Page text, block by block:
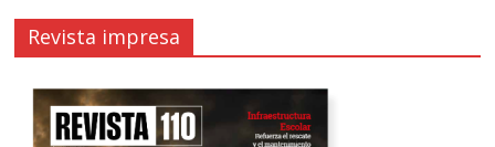
Revista impresa